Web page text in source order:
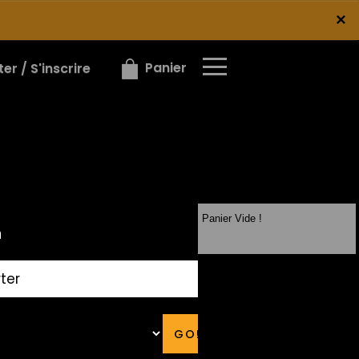
×
/ S'inscrire Panier
×
Panier Vide !